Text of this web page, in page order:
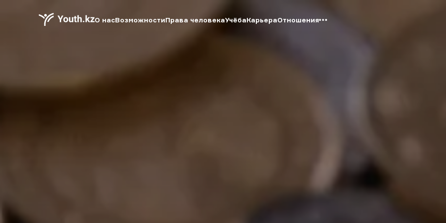
О насВозможностиПрава человекаУчёбаКарьераОтношения